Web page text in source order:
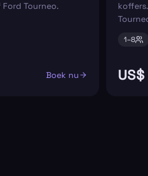
Ford Tourneo.
Boek nu
1–8